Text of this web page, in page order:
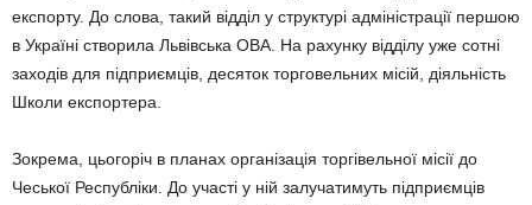
експорту. До слова, такий відділ у структурі адміністрації першою
в Україні створила Львівська ОВА. На рахунку відділу уже сотні
заходів для підприємців, десяток торговельних місій, діяльність
Школи експортера.
Зокрема, цьогоріч в планах організація торгівельної місії до
Чеської Республіки. До участі у ній залучатимуть підприємців